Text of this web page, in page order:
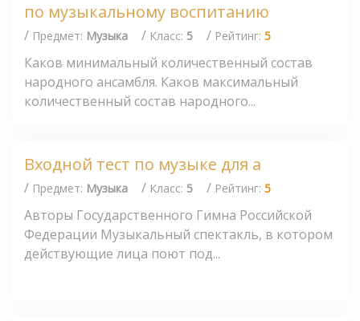
по музыкальному воспитанию
/ Предмет: Музыка / Класс: 5 / Рейтинг: 5
Каков минимальный количественный состав
народного ансамбля. Каков максимальный
количественный состав народного...
Входной тест по музыке для а
/ Предмет: Музыка / Класс: 5 / Рейтинг: 5
Авторы Государственного Гимна Российской
Федерации Музыкальный спектакль, в котором
действующие лица поют под...